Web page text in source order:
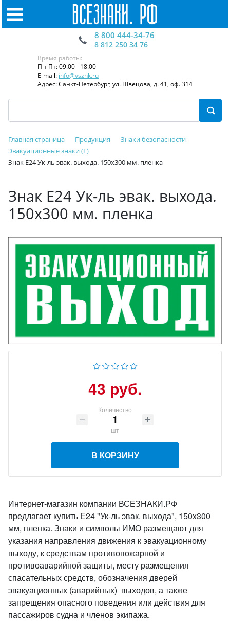
8 800 444-34-76
8 812 250 34 76
Время работы:
Пн-Пт: 09.00 - 18.00
E-mail: info@vsznk.ru
Адрес: Санкт-Петербург, ул. Швецова, д. 41, оф. 314
Главная страница Продукция
Знаки безопасности
Эвакуационные знаки (E)
Знак Е24 Ук-ль эвак. выхода. 150x300 мм. пленка
Знак Е24 Ук-ль эвак. выхода.
150x300 мм. пленка
43 руб.
Количество
шт
В КОРЗИНУ
Интернет-магазин компании ВСЕЗНАКИ.РФ
предлагает купить Е24 "Ук-ль эвак. выхода", 150x300
мм, пленка. Знаки и символы ИМО размещают для
указания направления движения к эвакуационному
выходу, к средствам противопожарной и
противоаварийной защиты, месту размещения
спасательных средств, обозначения дверей
эвакуационных (аварийных) выходов, а также
запрещения опасного поведения или действия для
пассажиров судна и членов экипажа.